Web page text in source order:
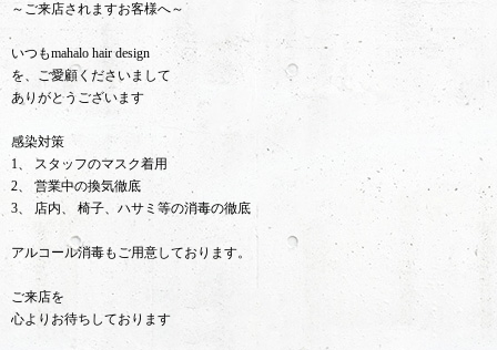
～ご来店されますお客様へ～
いつもmahalo hair design
を、ご愛顧くださいまして
ありがとうございます
感染対策
1、 スタッフのマスク着用
2、 営業中の換気徹底
3、 店内、 椅子、ハサミ等の消毒の徹底
アルコール消毒もご用意しております。
ご来店を
心よりお待ちしております